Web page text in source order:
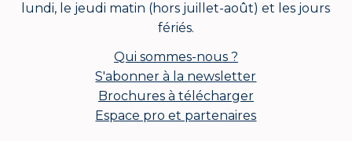
lundi, le jeudi matin (hors juillet-août) et les jours
fériés.
Qui sommes-nous ?
S'abonner à la newsletter
Brochures à télécharger
Espace pro et partenaires